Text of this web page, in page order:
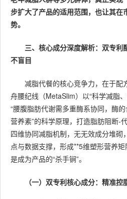
步扩大了产品的适用范围，也让其在
势。
三、核心成分深度解析：双专利
不盲目
减脂代餐的核心竞争力，在于配
舟腰纪线（MetaSlim）以“科学减脂
“腰腹脂肪代谢需多重酶系协同，酶
营养素”的科学原理，打造脂肪阻断-
四维协同减脂机制，无无效成分堆砌
点与数据支撑，形成**5维塑形营养
是成为产品的“杀手锏”。
（一）双专利核心成分：精准